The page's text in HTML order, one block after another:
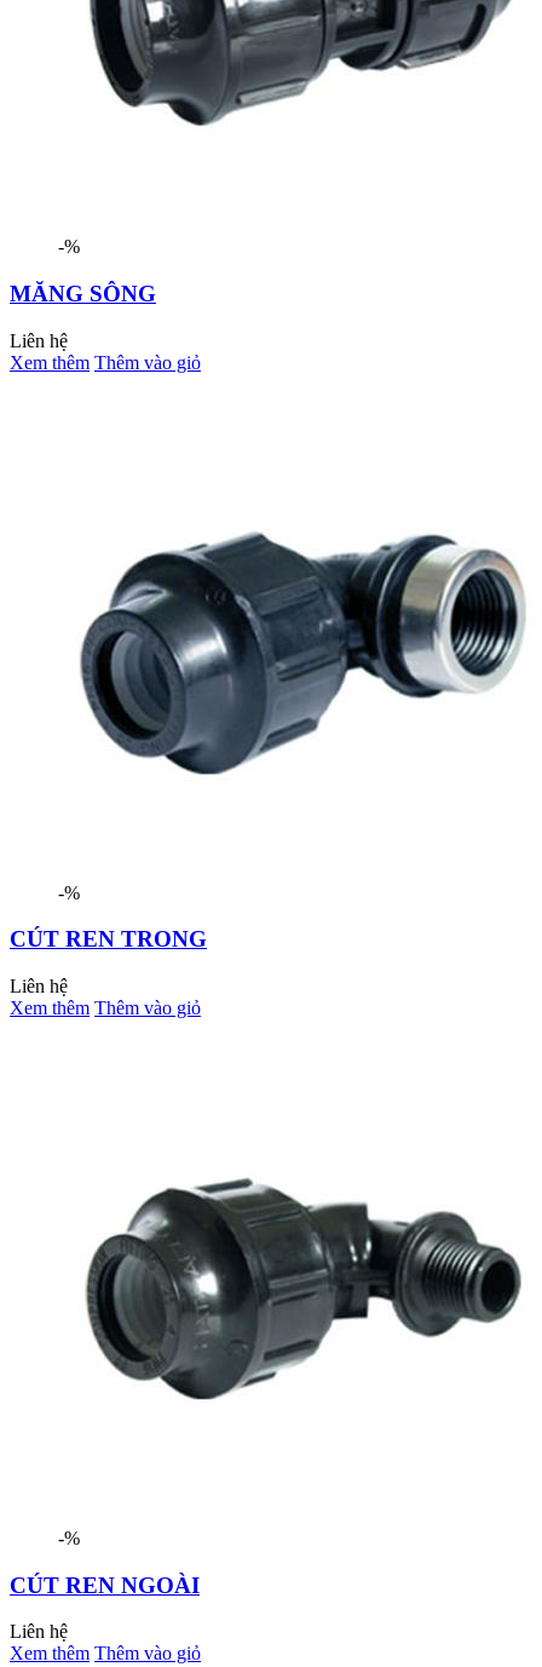
-%
MĂNG SÔNG
Liên hệ
Xem thêm Thêm vào giỏ
-%
CÚT REN TRONG
Liên hệ
Xem thêm Thêm vào giỏ
-%
CÚT REN NGOÀI
Liên hệ
Xem thêm Thêm vào giỏ